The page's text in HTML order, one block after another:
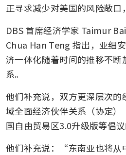
正寻求减少对美国的风险敞口
DBS 首席经济学家 Taimur
Chua Han Teng 指出，亚细
济一体化随着时间的推移不断
系。
他们补充说，双方更深层次的
域全面经济伙伴关系（协定）
国自由贸易区3.0升级版等倡议
他们补充说：“东南亚也将从